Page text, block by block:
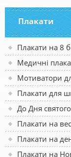
Плакати
Плакати на 8
Медичні
Мотиватори
Плакати для
До Дня
Плакати на
Плакати на
Плакати на